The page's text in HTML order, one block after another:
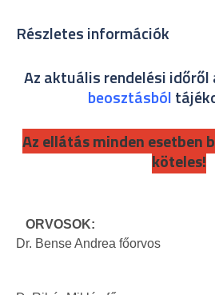
Részletes információk
Az aktuális rendelési időről
beosztásból
Az ellátás minden esetben
köteles!
ORVOSOK:
Dr. Bense Andrea főorvos